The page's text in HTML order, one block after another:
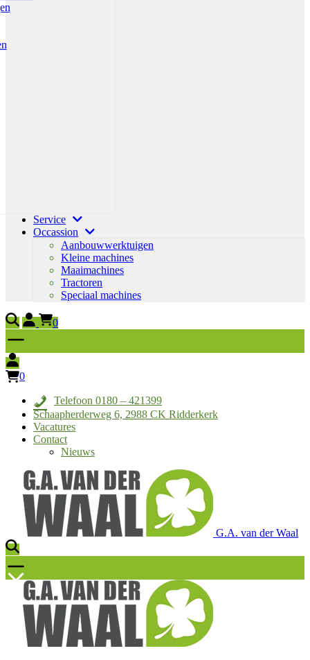
Service
Occassion
Aanbouwwerktuigen
Kleine machines
Maaimachines
Tractoren
Speciaal machines
0
0
Telefoon 0180 – 421399
Schaapherderweg 6, 2988 CK Ridderkerk
Vacatures
Contact
Nieuws
G.A. van der Waal